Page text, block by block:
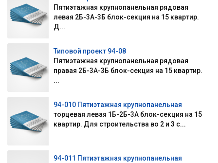
Пятиэтажная крупнопанельная рядовая
левая 2Б-3А-3Б блок-секция на 15 квартир.
Д...
Типовой проект 94-08
Пятиэтажная крупнопанельная рядовая
правая 2Б-3А-3Б блок-секция на 15 квартир.
...
94-010 Пятиэтажная крупнопанельная
торцевая левая 1Б-2Б-3А блок-секция на 15
квартир. Для строительства во 2 и 3 с...
94-011 Пятиэтажная крупнопанельная